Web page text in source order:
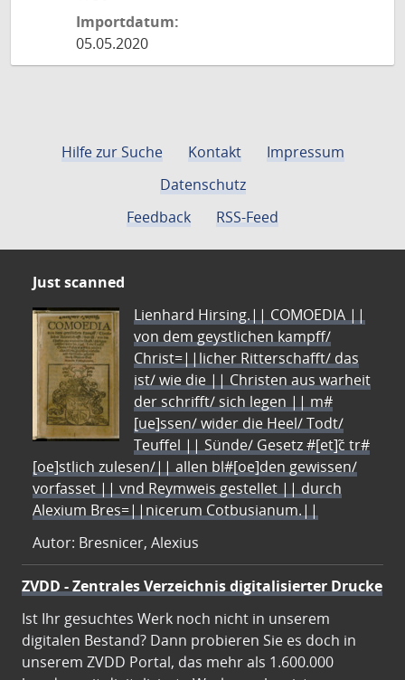
Importdatum:
05.05.2020
Hilfe zur Suche Kontakt
Impressum
Datenschutz
Feedback
RSS-Feed
Just scanned
Lienhard Hirsing.|| COMOEDIA ||
von dem geystlichen kampff/
Christ=||licher Ritterschafft/ das
ist/ wie die || Christen aus warheit
der schrifft/ sich legen || m#
[ue]ssen/ wider die Heel/ Todt/
Teuffel || Sünde/ Gesetz #[et]c̃ tr#
[oe]stlich zulesen/|| allen bl#[oe]den gewissen/
vorfasset || vnd Reymweis gestellet || durch
Alexium Bres=||nicerum Cotbusianum.||
Autor: Bresnicer, Alexius
ZVDD - Zentrales Verzeichnis digitalisierter Drucke
Ist Ihr gesuchtes Werk noch nicht in unserem
digitalen Bestand? Dann probieren Sie es doch in
unserem ZVDD Portal, das mehr als 1.600.000